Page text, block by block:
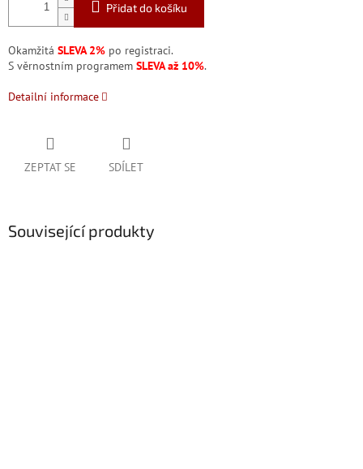
Přidat do košíku
Okamžitá SLEVA 2% po registraci.
S věrnostním programem SLEVA až 10%.
Detailní informace
ZEPTAT SE SDÍLET
Související produkty